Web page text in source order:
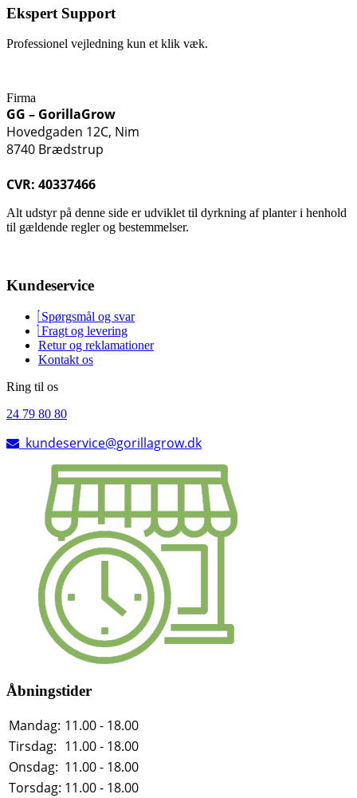
Ekspert Support
Professionel vejledning kun et klik væk.
Firma
GG – GorillaGrow
Hovedgaden 12C, Nim
8740 Brædstrup
CVR: 40337466
Alt udstyr på denne side er udviklet til dyrkning af planter i henhold
til gældende regler og bestemmelser.
Kundeservice
Spørgsmål og svar
Fragt og levering
Retur og reklamationer
Kontakt os
Ring til os
24 79 80 80
kundeservice@gorillagrow.dk
Åbningstider
Mandag: 11.00 - 18.00
Tirsdag: 11.00 - 18.00
Onsdag: 11.00 - 18.00
Torsdag: 11.00 - 18.00